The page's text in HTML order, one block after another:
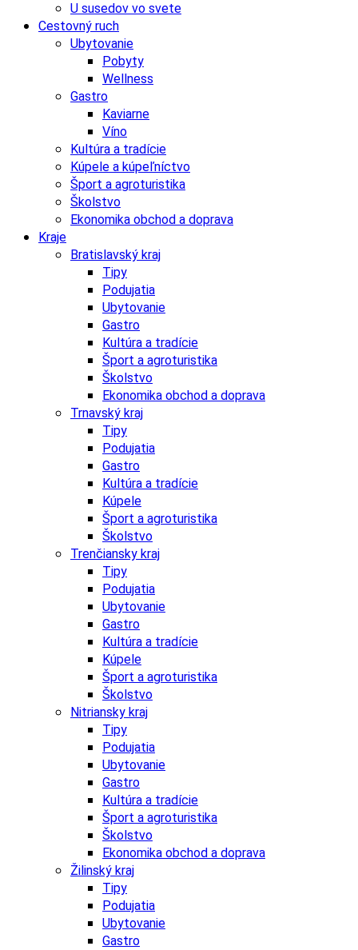
U susedov vo svete
Cestovný ruch
Ubytovanie
Pobyty
Wellness
Gastro
Kaviarne
Víno
Kultúra a tradície
Kúpele a kúpeľníctvo
Šport a agroturistika
Školstvo
Ekonomika obchod a doprava
Kraje
Bratislavský kraj
Tipy
Podujatia
Ubytovanie
Gastro
Kultúra a tradície
Šport a agroturistika
Školstvo
Ekonomika obchod a doprava
Trnavský kraj
Tipy
Podujatia
Gastro
Kultúra a tradície
Kúpele
Šport a agroturistika
Školstvo
Trenčiansky kraj
Tipy
Podujatia
Ubytovanie
Gastro
Kultúra a tradície
Kúpele
Šport a agroturistika
Školstvo
Nitriansky kraj
Tipy
Podujatia
Ubytovanie
Gastro
Kultúra a tradície
Šport a agroturistika
Školstvo
Ekonomika obchod a doprava
Žilinský kraj
Tipy
Podujatia
Ubytovanie
Gastro